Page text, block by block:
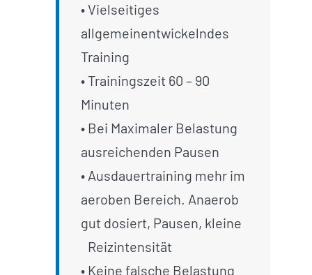
• Vielseitiges
allgemeinentwickelndes
Training
• Trainingszeit 60 – 90
Minuten
• Bei Maximaler Belastung
ausreichenden Pausen
• Ausdauertraining mehr im
aeroben Bereich. Anaerob
gut dosiert, Pausen, kleine
Reizintensität
• Keine falsche Belastung